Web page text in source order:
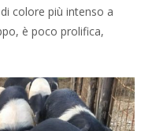
colore più intenso a
è poco prolifica,